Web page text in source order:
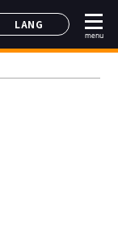
LANG
日本語
menu